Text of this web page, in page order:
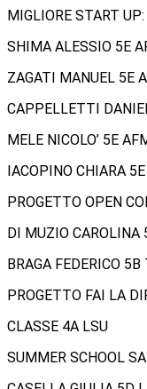
MIGLIORE START UP:
SHIMA ALESSIO 5E
ZAGATI MANUEL 5E
CAPPELLETTI
MELE NICOLO’ 5E
IACOPINO CHIARA
PROGETTO OPEN
DI MUZIO CAROLINA
BRAGA FEDERICO 5B
PROGETTO FAI LA
CLASSE 4A LSU
SUMMER SCHOOL